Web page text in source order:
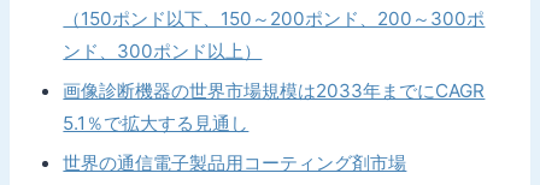
（150ポンド以下、150～200ポンド、200～300ポ
ンド、300ポンド以上）
画像診断機器の世界市場規模は2033年までにCAGR
5.1％で拡大する見通し
世界の通信電子製品用コーティング剤市場